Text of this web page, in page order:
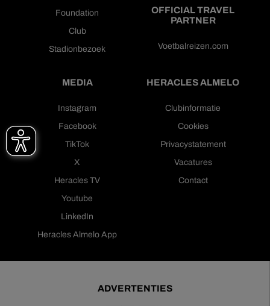
Foundation
Club
Stadionbezoek
OFFICIAL TRAVEL
PARTNER
Voetbalreizen.com
MEDIA
Instagram
Facebook
TikTok
X
Heracles TV
Youtube
LinkedIn
Heracles Almelo App
HERACLES ALMELO
Clubinformatie
Cookies
Privacystatement
Vacatures
Contact
ADVERTENTIES